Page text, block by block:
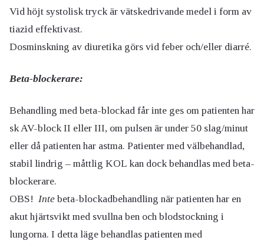
Vid höjt systolisk tryck är vätskedrivande medel i form av
tiazid effektivast.
Dosminskning av diuretika görs vid feber och/eller diarré.
Beta-blockerare:
Behandling med beta-blockad får inte ges om patienten har
sk AV-block II eller III, om pulsen är under 50 slag/minut
eller då patienten har astma. Patienter med välbehandlad,
stabil lindrig – måttlig KOL kan dock behandlas med beta-
blockerare.
OBS! Inte beta-blockadbehandling när patienten har en
akut hjärtsvikt med svullna ben och blodstockning i
lungorna. I detta läge behandlas patienten med